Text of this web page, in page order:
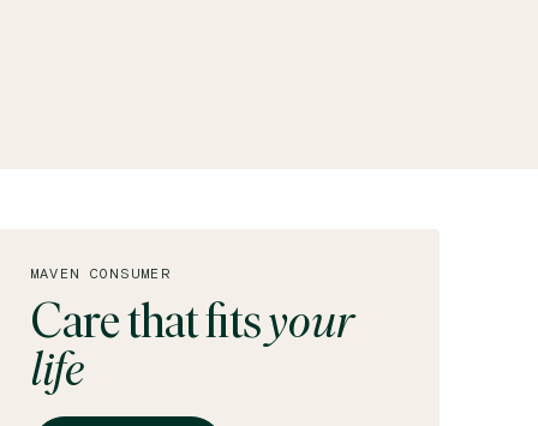
MAVEN CONSUMER
Care that fitsyour
life